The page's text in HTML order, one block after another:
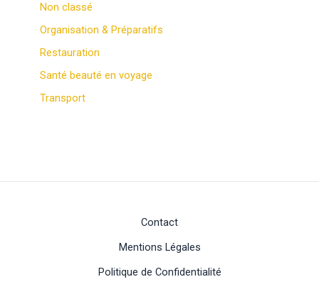
Non classé
Organisation & Préparatifs
Restauration
Santé beauté en voyage
Transport
Contact
Mentions Légales
Politique de Confidentialité